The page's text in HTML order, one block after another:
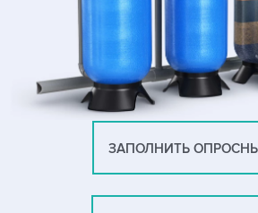
ЗАПОЛНИТЬ